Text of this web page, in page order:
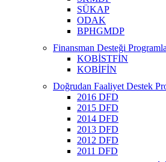
SÜKAP
ODAK
BPHGMDP
Finansman Desteği
KOBİSTFİN
KOBİFİN
Doğrudan Faaliyet Destek
2016 DFD
2015 DFD
2014 DFD
2013 DFD
2012 DFD
2011 DFD